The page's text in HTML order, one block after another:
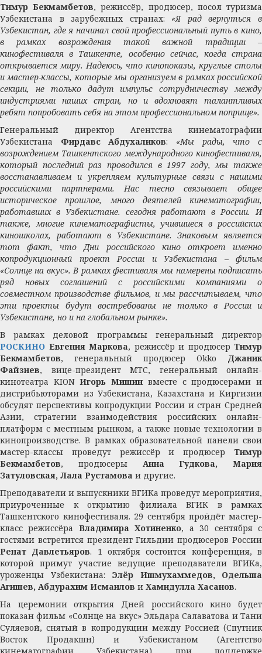
Тимур Бекмамбетов, режиссёр, продюсер, посол туризма
Узбекистана в зарубежных странах: «Я рад вернуться в
Узбекистан, где я начинал свой профессиональный путь в кино,
в рамках возрождения такой важной традиции –
кинофестиваля в Ташкенте, особенно сейчас, когда страна
открывается миру. Надеюсь, что кинопоказы, круглые столы
и мастер-классы, которые мы организуем в рамках российской
секции, не только дадут импульс сотрудничеству между
индустриями наших стран, но и вдохновят талантливых
ребят попробовать себя на этом профессиональном поприще».
Генеральный директор Агентства кинематографии
Узбекистана Фирдавс Абдухаликов: «Мы рады, что с
возрождением Ташкентского международного кинофестиваля,
который последний раз проводился в 1997 году, мы также
восстанавливаем и укрепляем культурные связи с нашими
российскими партнерами. Нас тесно связывает общее
историческое прошлое, много деятелей кинематографии,
работавших в Узбекистане. сегодня работают в России. И
также, многие кинематографисты, учившиеся в российских
киношколах, работают в Узбекистане. Знаковым является
тот факт, что Дни российского кино откроет именно
копродукционный проект России и Узбекистана – фильм
«Солнце на вкус». В рамках фестиваля мы намерены подписать
ряд новых соглашений с российскими компаниями о
совместном производстве фильмов, и мы рассчитываем, что
эти проекты будут востребованы не только в России и
Узбекистане, но и на глобальном рынке».
В рамках деловой программы генеральный директор
РОСКИНО Евгения Маркова, режиссёр и продюсер Тимур
Бекмамбетов, генеральный продюсер Okko
Джаник
Файзиев, вице-президент МТС, генеральный онлайн-
кинотеатра KIONИгорь Мишинвместе с продюсерами и
дистрибьюторами из Узбекистана, Казахстана и Киргизии
обсудят перспективы копродукции России и стран Средней
Азии, стратегии взаимодействия российских онлайн-
платформ с местным рынком, а также новые технологии в
кинопроизводстве. В рамках образовательной панели свои
мастер-классы проведут режиссёр и продюсер Тимур
Бекмамбетов, продюсеры Анна Гудкова, Мария
Затуловская, Лала Рустамова и другие.
Преподаватели и выпускники ВГИКа проведут мероприятия,
приуроченные к открытию филиала ВГИК в рамках
Ташкентского кинофестиваля. 29 сентября пройдёт мастер-
класс режиссёра Владимира Хотиненко, а 30 сентября с
гостями встретится президент Гильдии продюсеров России
Ренат Давлетьяров. 1 октября состоится конференция, в
которой примут участие ведущие преподаватели ВГИКа,
уроженцы Узбекистана: Элёр Ишмухаммедов, Одельша
Агишев, Абдурахим Исмаилов и Хамидулла Хасанов.
На церемонии открытия Дней российского кино будет
показан фильм «Солнце на вкус» Эльдара Салаватова и Тани
Суляевой, снятый в копродукции между Россией (Спутник
Восток Продакшн) и Узбекистаном (Агентство